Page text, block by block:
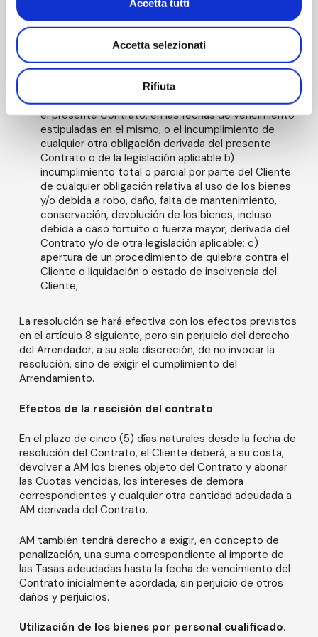
Accetta tutti
Accetta selezionati
Rifiuta
mediante notificación especial por carta certificada con
acuse de recibo o PEC, podrá resolver de pleno derecho
el Contrato en los siguientes casos
a) el incumplimiento total o parcial por parte del
Cliente de su obligación de pagar las cuotas
periódicas y/o cualquier otra cantidad a su cargo, en
el presente Contrato, en las fechas de vencimiento
estipuladas en el mismo, o el incumplimiento de
cualquier otra obligación derivada del presente
Contrato o de la legislación aplicable b)
incumplimiento total o parcial por parte del Cliente
de cualquier obligación relativa al uso de los bienes
y/o debida a robo, daño, falta de mantenimiento,
conservación, devolución de los bienes, incluso
debida a caso fortuito o fuerza mayor, derivada del
Contrato y/o de otra legislación aplicable; c)
apertura de un procedimiento de quiebra contra el
Cliente o liquidación o estado de insolvencia del
Cliente;
La resolución se hará efectiva con los efectos previstos
en el artículo 8 siguiente, pero sin perjuicio del derecho
del Arrendador, a su sola discreción, de no invocar la
resolución, sino de exigir el cumplimiento del
Arrendamiento.
Efectos de la rescisión del contrato
En el plazo de cinco (5) días naturales desde la fecha de
resolución del Contrato, el Cliente deberá, a su costa,
devolver a AM los bienes objeto del Contrato y abonar
las Cuotas vencidas, los intereses de demora
correspondientes y cualquier otra cantidad adeudada a
AM derivada del Contrato.
AM también tendrá derecho a exigir, en concepto de
penalización, una suma correspondiente al importe de
las Tasas adeudadas hasta la fecha de vencimiento del
Contrato inicialmente acordada, sin perjuicio de otros
daños y perjuicios.
Utilización de los bienes por personal cualificado.